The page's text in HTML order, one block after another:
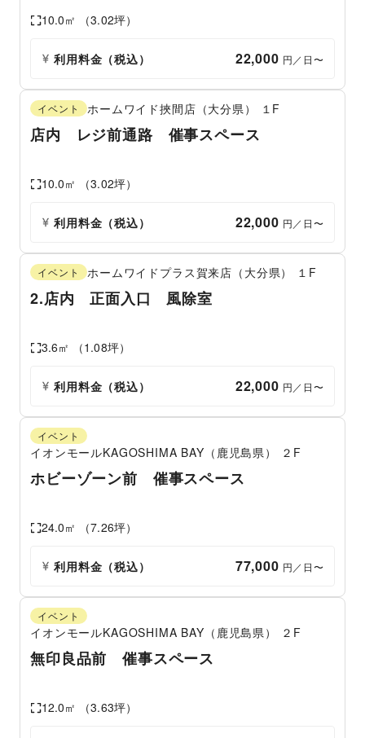
10.0㎡ （3.02坪）
利用料金（税込） 22,000 円／日〜
イベント ホームワイド挾間店（大分県） １F
店内 レジ前通路 催事スペース
10.0㎡ （3.02坪）
利用料金（税込） 22,000 円／日〜
イベント ホームワイドプラス賀来店（大分県） １F
2.店内 正面入口 風除室
3.6㎡ （1.08坪）
利用料金（税込） 22,000 円／日〜
イベント
イオンモールKAGOSHIMA BAY（鹿児島県） ２F
ホビーゾーン前 催事スペース
24.0㎡ （7.26坪）
利用料金（税込） 77,000 円／日〜
イベント
イオンモールKAGOSHIMA BAY（鹿児島県） ２F
無印良品前 催事スペース
12.0㎡ （3.63坪）